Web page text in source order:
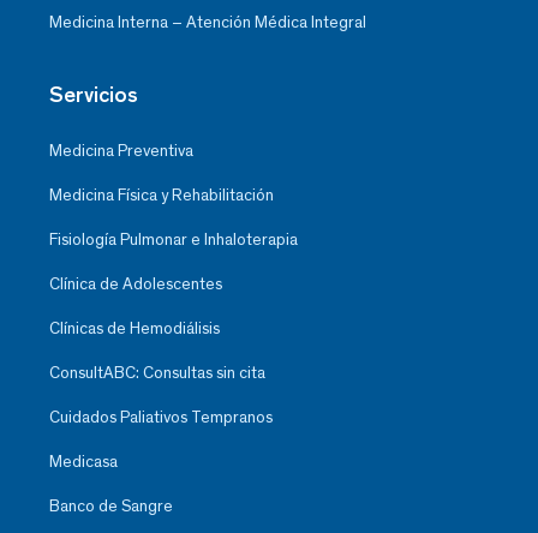
Medicina Interna – Atención Médica Integral
Servicios
Medicina Preventiva
Medicina Física y Rehabilitación
Fisiología Pulmonar e Inhaloterapia
Clínica de Adolescentes
Clínicas de Hemodiálisis
ConsultABC: Consultas sin cita
Cuidados Paliativos Tempranos
Medicasa
Banco de Sangre